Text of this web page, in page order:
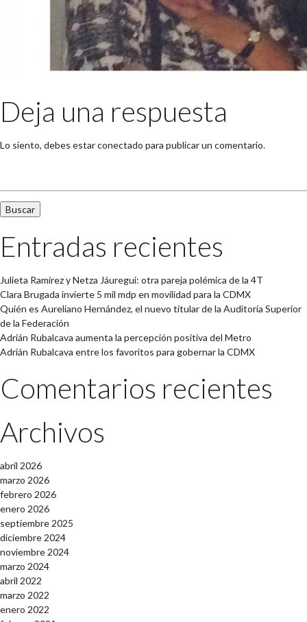
Deja una respuesta
Lo siento, debes estarconectado para publicar un comentario.
Entradas recientes
Julieta Ramírez y Netza Jáuregui: otra pareja polémica de la 4T
Clara Brugada invierte 5 mil mdp en movilidad para la CDMX
Quién es Aureliano Hernández, el nuevo titular de la Auditoría Superior
de la Federación
Adrián Rubalcava aumenta la percepción positiva del Metro
Adrián Rubalcava entre los favoritos para gobernar la CDMX
Comentarios recientes
Archivos
abril 2026
marzo 2026
febrero 2026
enero 2026
septiembre 2025
diciembre 2024
noviembre 2024
marzo 2024
abril 2022
marzo 2022
enero 2022